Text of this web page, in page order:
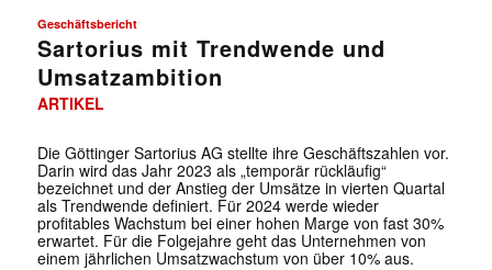
Geschäftsbericht
Sartorius mit Trendwende und
Umsatzambition
ARTIKEL
Die Göttinger Sartorius AG stellte ihre Geschäftszahlen vor.
Darin wird das Jahr 2023 als „temporär rückläufig“
bezeichnet und der Anstieg der Umsätze in vierten Quartal
als Trendwende definiert. Für 2024 werde wieder
profitables Wachstum bei einer hohen Marge von fast 30%
erwartet. Für die Folgejahre geht das Unternehmen von
einem jährlichen Umsatzwachstum von über 10% aus.